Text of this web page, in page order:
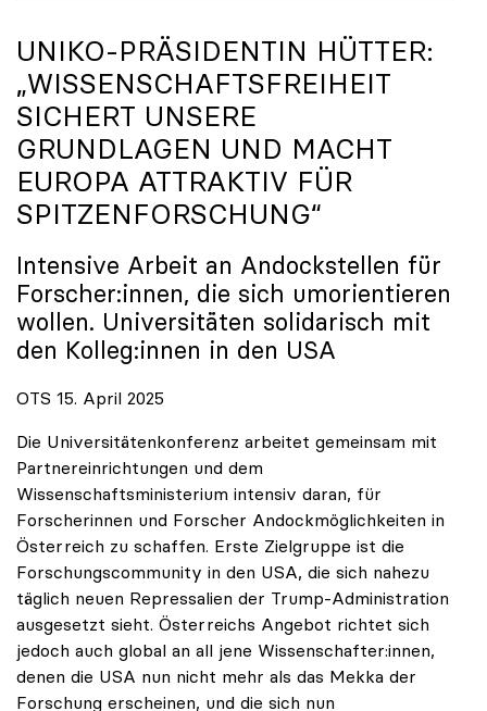
UNIKO-PRÄSIDENTIN HÜTTER:
„WISSENSCHAFTSFREIHEIT
SICHERT UNSERE
GRUNDLAGEN UND MACHT
EUROPA ATTRAKTIV FÜR
SPITZENFORSCHUNG“
Intensive Arbeit an Andockstellen für
Forscher:innen, die sich umorientieren
wollen. Universitäten solidarisch mit
den Kolleg:innen in den USA
OTS 15. April 2025
Die Universitätenkonferenz arbeitet gemeinsam mit
Partnereinrichtungen und dem
Wissenschaftsministerium intensiv daran, für
Forscherinnen und Forscher Andockmöglichkeiten in
Österreich zu schaffen. Erste Zielgruppe ist die
Forschungscommunity in den USA, die sich nahezu
täglich neuen Repressalien der Trump-Administration
ausgesetzt sieht. Österreichs Angebot richtet sich
jedoch auch global an all jene Wissenschafter:innen,
denen die USA nun nicht mehr als das Mekka der
Forschung erscheinen, und die sich nun